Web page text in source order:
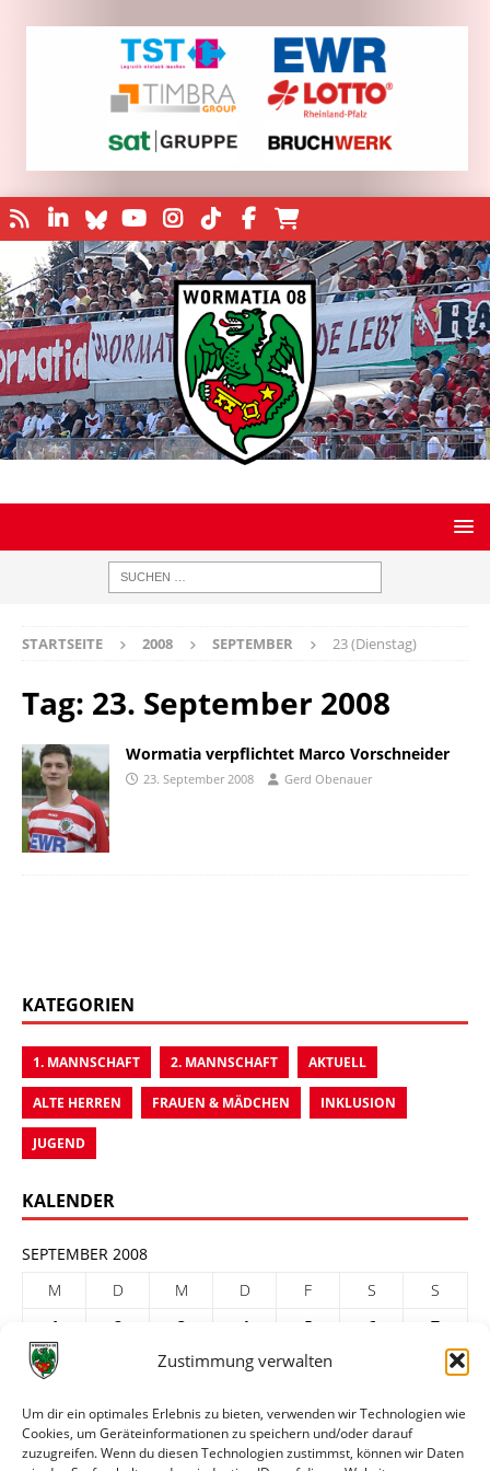
Zustimmung verwalten
Um dir ein optimales Erlebnis zu bieten, verwenden wir Technologien wie
Cookies, um Geräteinformationen zu speichern und/oder darauf
zuzugreifen. Wenn du diesen Technologien zustimmst, können wir Daten
STARTSEITE 2008 SEPTEMBER 23 (Dienstag)
Tag: 23. September 2008
Wormatia verpflichtet Marco Vorschneider
23. September 2008 Gerd Obenauer
KATEGORIEN
1. MANNSCHAFT 2. MANNSCHAFT AKTUELL
ALTE HERREN FRAUEN & MÄDCHEN INKLUSION
JUGEND
KALENDER
SEPTEMBER 2008
M
D M D F S
S
1
2 3 4 5 6
7
8
10 11 12
22
23 24 25 26 27